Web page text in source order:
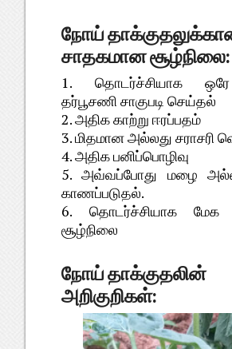
நோய்
சாதகமான சூழ்நிலை:
1. தொடர்ச்சியாக
தர்பூசணி சாகுபடி செய்தல்
2. அதிக காற்று ஈரப்பதம்
3. மிதமான அல்லது சராசரி
4. அதிக பனிப்பொழிவு
5. அவ்வப்போது மழை
காணப்படுதல்.
6. தொடர்ச்சியாக மேக
சூழ்நிலை
நோய் தாக்குதலின்
அறிகுறிகள்: